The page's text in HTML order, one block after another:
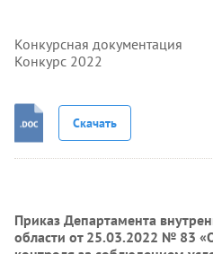
Конкурсная документация
Конкурс 2022
Скачать
Приказ Департамента
области от 25.03.2022 № 83